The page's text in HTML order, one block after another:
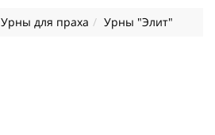
Урны для праха Урны "Элит"